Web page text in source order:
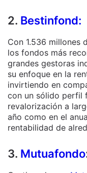
2. Bestinfond:
Con 1.536 millones
los fondos más
grandes gestoras
su enfoque en la
invirtiendo en
con un sólido perfil
revalorización a
año como en el
rentabilidad de
3. Mutuafondo